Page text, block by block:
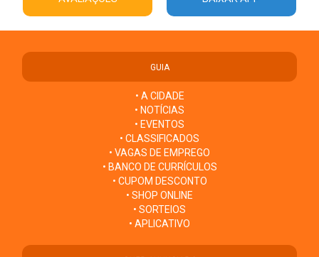
GUIA
• A CIDADE
• NOTÍCIAS
• EVENTOS
• CLASSIFICADOS
• VAGAS DE EMPREGO
• BANCO DE CURRÍCULOS
• CUPOM DESCONTO
• SHOP ONLINE
• SORTEIOS
• APLICATIVO